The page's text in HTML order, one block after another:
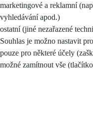
marketingové a reklamní
vyhledávání apod.)
ostatní (jiné nezařazené
Souhlas je možno nastavit
pouze pro některé účely
možné zamítnout vše